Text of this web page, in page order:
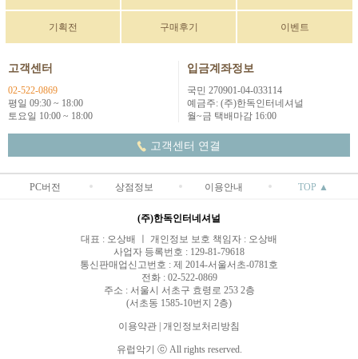
기획전 구매후기 이벤트
고객센터
02-522-0869
평일 09:30 ~ 18:00
토요일 10:00 ~ 18:00
입금계좌정보
국민 270901-04-033114
예금주: (주)한독인터네셔널
월~금 택배마감 16:00
고객센터 연결
PC버전 상점정보 이용안내 TOP ▲
(주)한독인터네셔널
대표 : 오상배 ㅣ 개인정보 보호 책임자 : 오상배
사업자 등록번호 : 129-81-79618
통신판매업신고번호 : 제 2014-서울서초-0781호
전화 : 02-522-0869
주소 : 서울시 서초구 효령로 253 2층
(서초동 1585-10번지 2층)
이용약관 개인정보처리방침
유럽악기 ⓒ All rights reserved.